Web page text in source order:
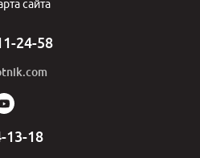
сайта
24-58
13-18